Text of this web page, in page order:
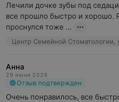
Лечили дочке зубы под
все прошло быстро и хорошо.
проснулся тоже ...
Центр Семейной Стоматологии,
Анна
29 июня 2026
Отзыв подтвержден
Очень понравилось, все